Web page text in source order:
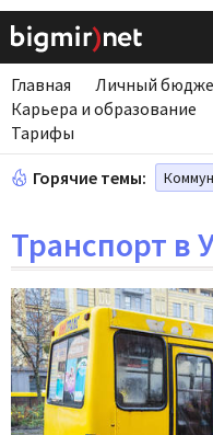
Главная Личный
Карьера и образование
Тарифы
Горячие темы:
Транспорт в